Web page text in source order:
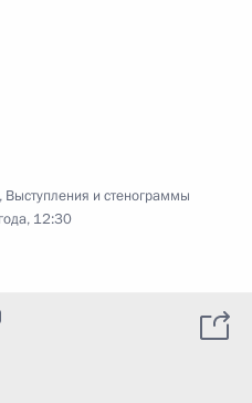
, Выступления и стенограммы
12:30